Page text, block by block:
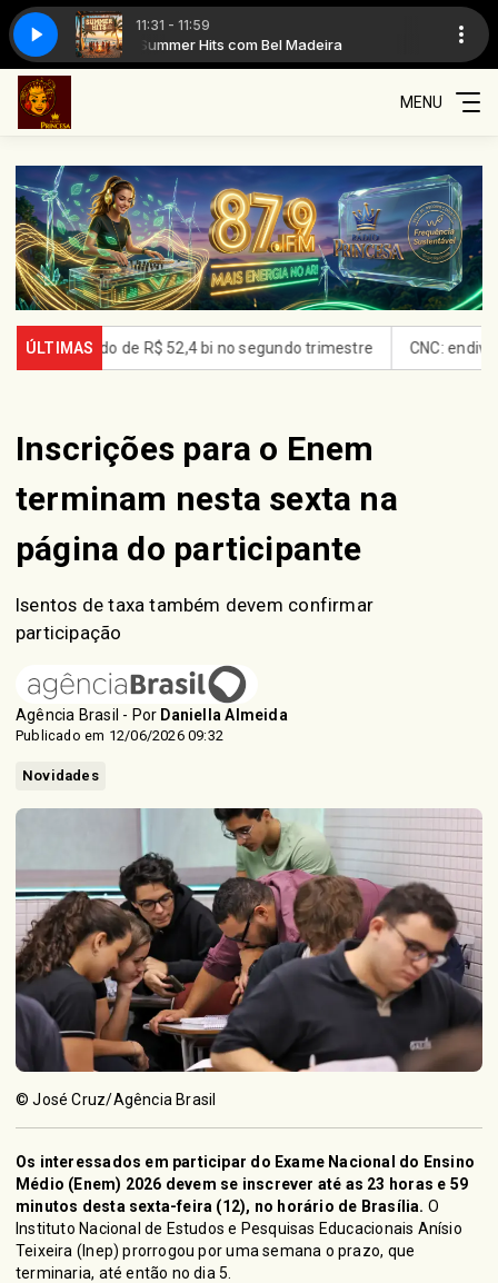
11:31 - 11:59
Summer Hits com Bel Madeira
MENU
ÚLTIMAS
R$ 52,4 bi no segundo trimestre CNC: endividamento das
Inscrições para o Enem
terminam nesta sexta na
página do participante
Isentos de taxa também devem confirmar
participação
Agência Brasil - Por Daniella Almeida
Publicado em 12/06/2026 09:32
Novidades
© José Cruz/Agência Brasil
Os interessados em participar do Exame Nacional do Ensino
Médio (Enem) 2026 devem se inscrever até as 23 horas e 59
minutos desta sexta-feira (12), no horário de Brasília. O
Instituto Nacional de Estudos e Pesquisas Educacionais Anísio
Teixeira (Inep)prorrogou por uma semana o prazo, que
terminaria, até então no dia 5.